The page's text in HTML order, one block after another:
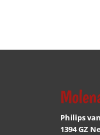
Philips
1394 GZ